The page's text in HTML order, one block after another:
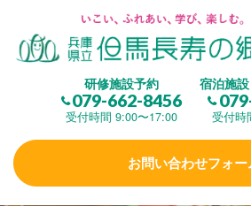
研修施設予約
079-662-8456
受付時間 9:00〜17:00
宿泊施
受付時
お問い合わせフォー
但馬長寿の郷とは
(研修施設)
楽しむ